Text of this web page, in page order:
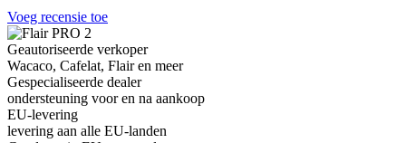
Voeg recensie toe
Geautoriseerde verkoper
Wacaco, Cafelat, Flair en meer
Gespecialiseerde dealer
ondersteuning voor en na aankoop
EU-levering
levering aan alle EU-landen